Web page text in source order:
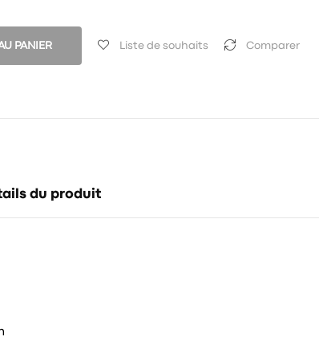
PANIER Liste de souhaits Comparer
du produit